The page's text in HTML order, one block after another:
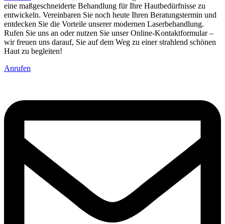
eine maßgeschneiderte Behandlung für Ihre Hautbedürfnisse zu
entwickeln. Vereinbaren Sie noch heute Ihren Beratungstermin und
entdecken Sie die Vorteile unserer modernen Laserbehandlung.
Rufen Sie uns an oder nutzen Sie unser Online-Kontaktformular –
wir freuen uns darauf, Sie auf dem Weg zu einer strahlend schönen
Haut zu begleiten!
Anrufen